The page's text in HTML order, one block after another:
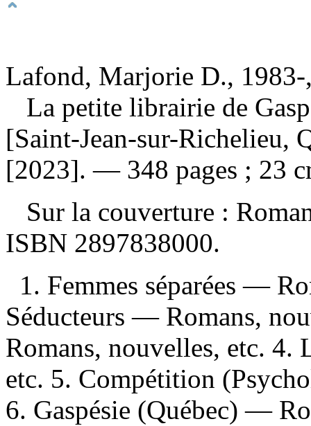
Lafond, Marjorie D., 1983-
La petite librairie de
[Saint-Jean-sur-Richelieu,
[2023]. — 348 pages ; 23
Sur la couverture :
ISBN 2897838000.
1. Femmes séparées —
Séducteurs — Romans,
Romans, nouvelles, etc.
etc. 5. Compétition
6. Gaspésie (Québec) —